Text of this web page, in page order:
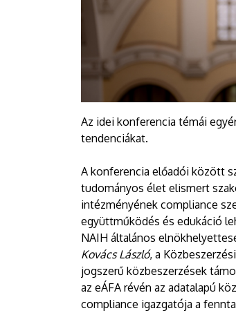
Az idei konferencia témái
tendenciákat.
A konferencia előadói között
tudományos élet elismert
intézményének compliance
együttműködés és edukáció
NAIH általános
Kovács László, a
jogszerű közbeszerzések
az eÁFA révén az adatalapú
compliance igazgatója a